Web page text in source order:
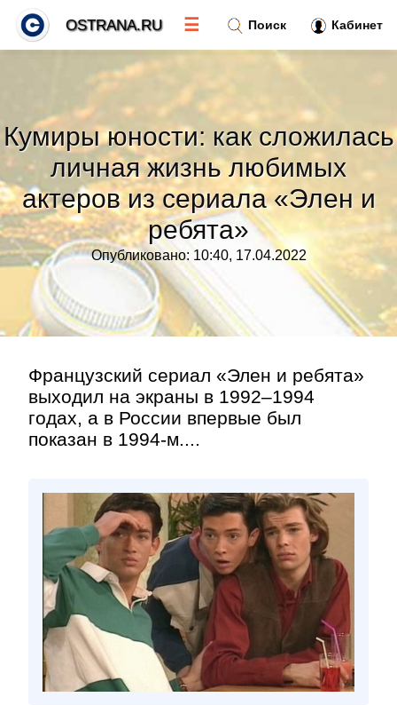
Кумиры юности: как сложилась
личная жизнь любимых
актеров из сериала «Элен и
ребята»
Опубликовано: 10:40, 17.04.2022
Французский сериал «Элен и ребята»
выходил на экраны в 1992–1994
годах, а в России впервые был
показан в 1994-м....
Поиск Кабинет
OSTRANA.RU ☰
Тренды новостей»
Рубрики»
Правила»
Контакт»